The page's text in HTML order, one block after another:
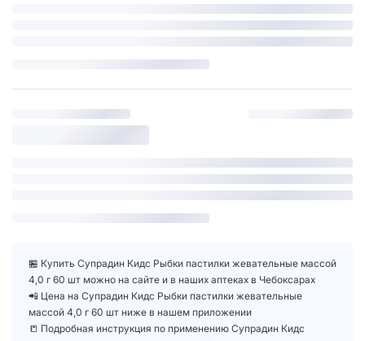
🏪 Купить Супрадин Кидс Рыбки пастилки жевательные массой
4,0 г 60 шт можно на сайте и в наших аптеках в Чебоксарах
📲 Цена на Супрадин Кидс Рыбки пастилки жевательные
массой 4,0 г 60 шт ниже в нашем приложении
📒 Подробная инструкция по применению Супрадин Кидс